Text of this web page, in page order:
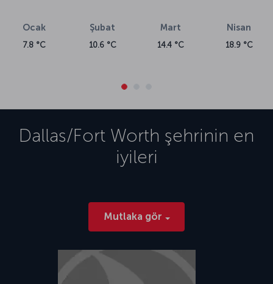
Ocak
7.8 °C
Şubat
10.6 °C
Mart
14.4 °C
Nisan
18.9 °C
Dallas/Fort Worth şehrinin en
iyileri
Mutlaka gör